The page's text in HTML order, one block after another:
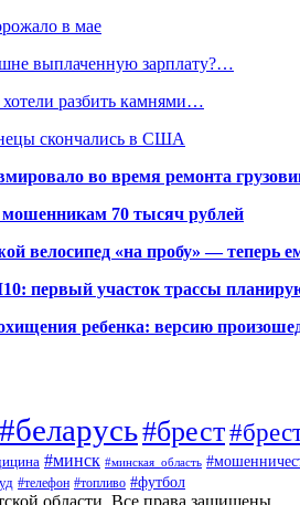
в мае
выплаченную зарплату?…
разбить камнями…
скончались в США
во время ремонта
мошенникам 70 тысяч рублей
велосипед «на пробу» — теперь
первый участок трассы
ребенка: версию
#беларусь#брест
#минск #минская_область
#телефон #топливо #футбол
области. Все права защищены.